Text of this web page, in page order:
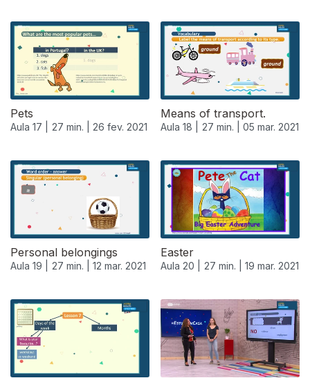
Pets
Aula 17 | 27 min. | 26 fev. 2021
Means of transport.
Aula 18 | 27 min. | 05 mar. 2021
Personal belongings
Aula 19 | 27 min. | 12 mar. 2021
Easter
Aula 20 | 27 min. | 19 mar. 2021